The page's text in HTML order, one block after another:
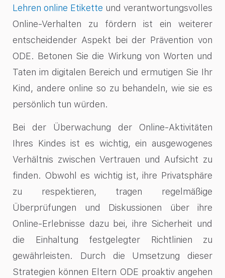
Lehren online Etikette und verantwortungsvolles
Online-Verhalten zu fördern ist ein weiterer
entscheidender Aspekt bei der Prävention von
ODE. Betonen Sie die Wirkung von Worten und
Taten im digitalen Bereich und ermutigen Sie Ihr
Kind, andere online so zu behandeln, wie sie es
persönlich tun würden.
Bei der Überwachung der Online-Aktivitäten
Ihres Kindes ist es wichtig, ein ausgewogenes
Verhältnis zwischen Vertrauen und Aufsicht zu
finden. Obwohl es wichtig ist, ihre Privatsphäre
zu respektieren, tragen regelmäßige
Überprüfungen und Diskussionen über ihre
Online-Erlebnisse dazu bei, ihre Sicherheit und
die Einhaltung festgelegter Richtlinien zu
gewährleisten. Durch die Umsetzung dieser
Strategien können Eltern ODE proaktiv angehen